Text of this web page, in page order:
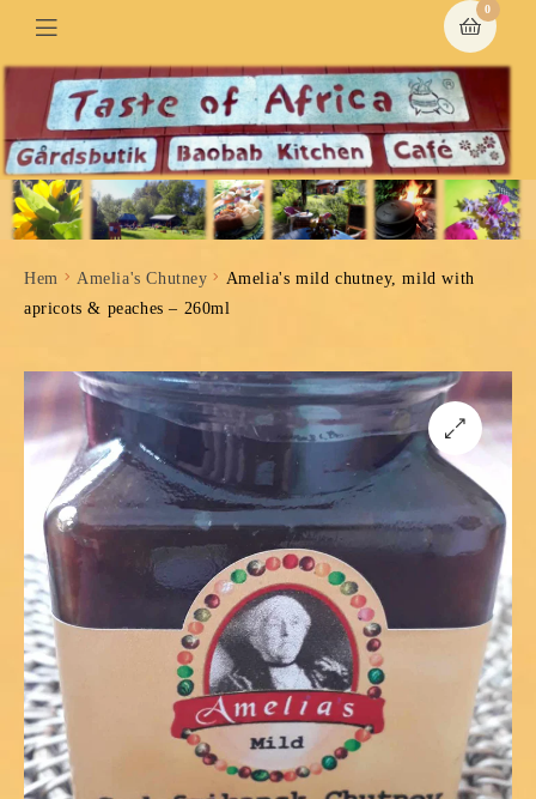
0
Hem Amelia's Chutney
Amelia's mild chutney, mild with
apricots & peaches – 260ml